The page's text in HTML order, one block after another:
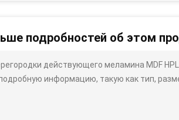
подробностей об этом
действующего меламина MDF
информацию, такую ​​как тип,